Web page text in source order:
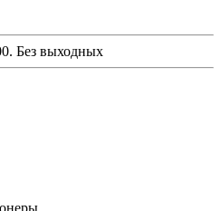
Без выходных